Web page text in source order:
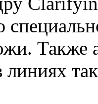
Также